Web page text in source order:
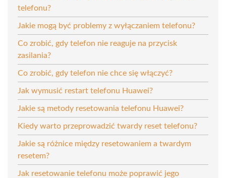
telefonu?
Jakie mogą być problemy z wyłączaniem telefonu?
Co zrobić, gdy telefon nie reaguje na przycisk
zasilania?
Co zrobić, gdy telefon nie chce się włączyć?
Jak wymusić restart telefonu Huawei?
Jakie są metody resetowania telefonu Huawei?
Kiedy warto przeprowadzić twardy reset telefonu?
Jakie są różnice między resetowaniem a twardym
resetem?
Jak resetowanie telefonu może poprawić jego